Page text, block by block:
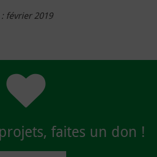
février 2019
faites un don !